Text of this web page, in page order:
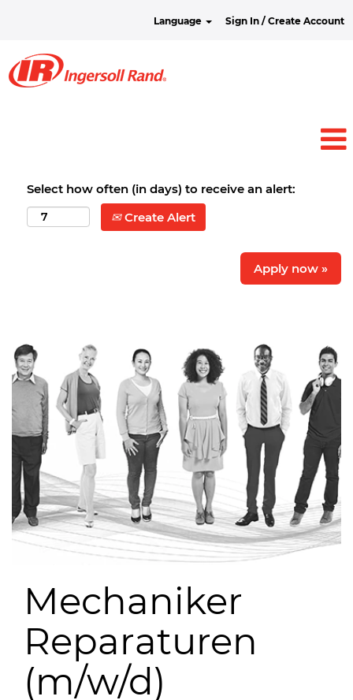
Language Sign In / Create Account
Select how often (in days) to receive an alert:
Create Alert
Apply now »
Mechaniker
Reparaturen
(m/w/d)